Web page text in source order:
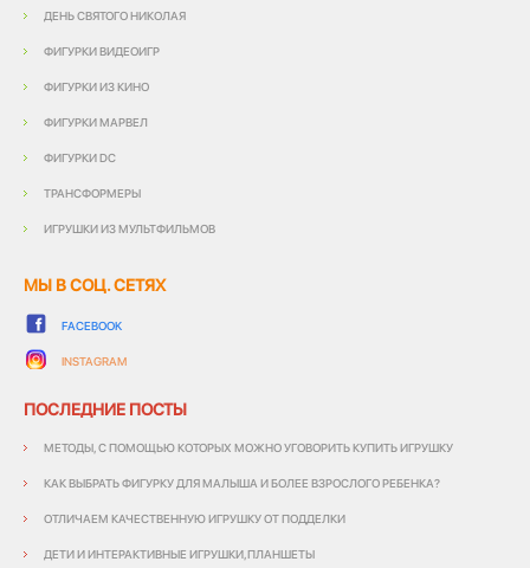
ДЕНЬ СВЯТОГО НИКОЛАЯ
ФИГУРКИ ВИДЕОИГР
ФИГУРКИ ИЗ КИНО
ФИГУРКИ МАРВЕЛ
ФИГУРКИ DC
ТРАНСФОРМЕРЫ
ИГРУШКИ ИЗ МУЛЬТФИЛЬМОВ
МЫ В СОЦ. СЕТЯХ
FACEBOOK
INSTAGRAM
ПОСЛЕДНИЕ ПОСТЫ
МЕТОДЫ, С ПОМОЩЬЮ КОТОРЫХ МОЖНО УГОВОРИТЬ КУПИТЬ ИГРУШКУ
КАК ВЫБРАТЬ ФИГУРКУ ДЛЯ МАЛЫША И БОЛЕЕ ВЗРОСЛОГО РЕБЕНКА?
ОТЛИЧАЕМ КАЧЕСТВЕННУЮ ИГРУШКУ ОТ ПОДДЕЛКИ
ДЕТИ И ИНТЕРАКТИВНЫЕ ИГРУШКИ,ПЛАНШЕТЫ